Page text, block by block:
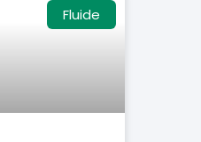
Fluide